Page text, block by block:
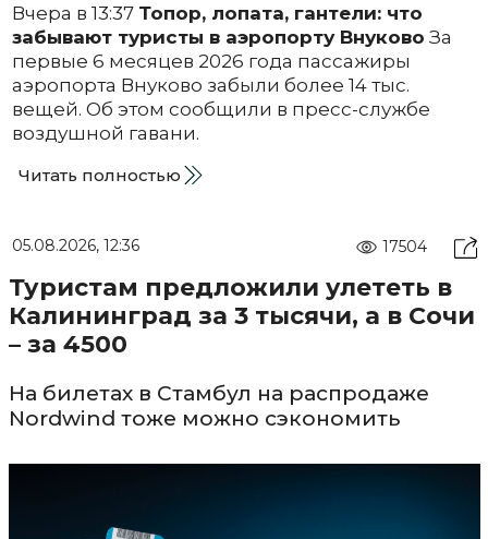
Вчера в 13:37 Топор, лопата, гантели: что
забывают туристы в аэропорту Внуково За
первые 6 месяцев 2026 года пассажиры
аэропорта Внуково забыли более 14 тыс.
вещей. Об этом сообщили в пресс-службе
воздушной гавани.
Читать полностью
05.08.2026, 12:36 17504
Туристам предложили улететь в
Калининград за 3 тысячи, а в Сочи
– за 4500
На билетах в Стамбул на распродаже
Nordwind тоже можно сэкономить